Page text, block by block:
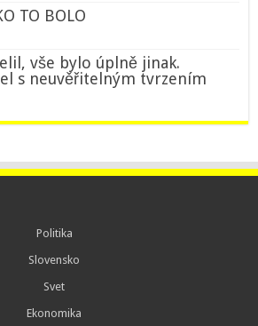
TO BOLO
vše bylo úplně jinak.
s neuvěřitelným tvrzením
Politika
Slovensko
Svet
Ekonomika